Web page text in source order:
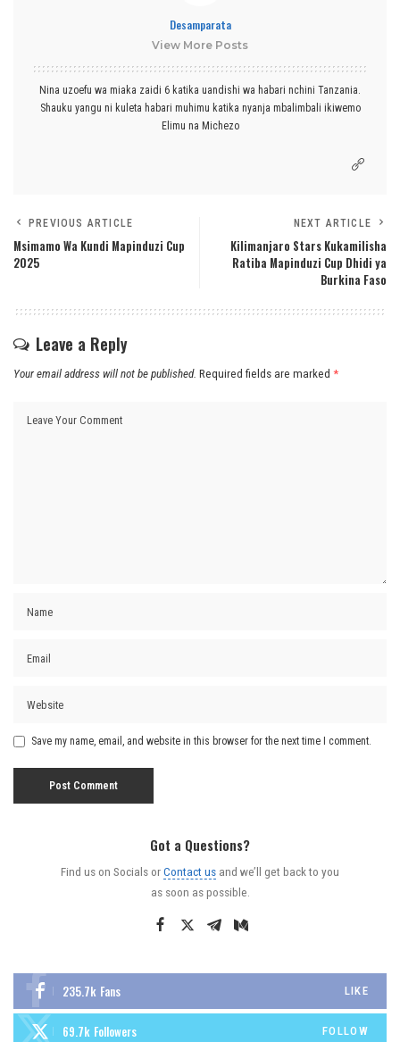
Desamparata
View More Posts
Nina uzoefu wa miaka zaidi 6 katika uandishi wa habari nchini Tanzania.
Shauku yangu ni kuleta habari muhimu katika nyanja mbalimbali ikiwemo
Elimu na Michezo
PREVIOUS ARTICLE
Msimamo Wa Kundi Mapinduzi Cup
2025
NEXT ARTICLE
Kilimanjaro Stars Kukamilisha
Ratiba Mapinduzi Cup Dhidi ya
Burkina Faso
Leave a Reply
Your email address will not be published. Required fields are marked *
Save my name, email, and website in this browser for the next time I comment.
Got a Questions?
Find us on Socials orContact us and we’ll get back to you
as soon as possible.
235.7k Fans LIKE
69.7k Followers FOLLOW